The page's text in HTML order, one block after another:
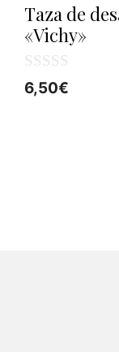
Taza de
«Vichy»
0
d
6,50€